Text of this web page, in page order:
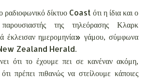
δίκτυο Coast ότι η ίδια και ο
της τηλεόρασης Κλαρκ
έκλεισαν ημερομηνία» γάμου, σύμφωνα
New Zealand Herald.
ότι το έχουμε πει σε κανέναν ακόμη,
πρέπει πιθανώς να στείλουμε κάποιες